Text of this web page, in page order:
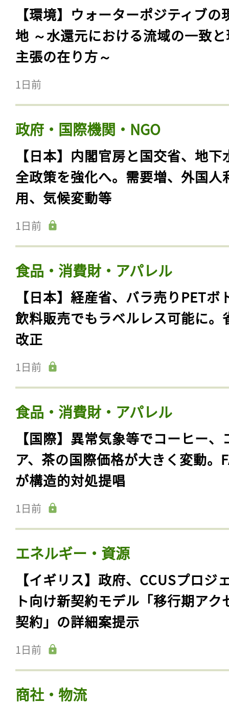
【環境】ウォーターポジティブの
地 ～水還元における流域の一致
主張の在り方～
1日前
政府・国際機関・NGO
【日本】内閣官房と国交省、地下
全政策を強化へ。需要増、外国人
用、気候変動等
1日前
食品・消費財・アパレル
【日本】経産省、バラ売りPETボ
飲料販売でもラベルレス可能に。
改正
1日前
食品・消費財・アパレル
【国際】異常気象等でコーヒー、
ア、茶の国際価格が大きく変動。
が構造的対処提唱
1日前
エネルギー・資源
【イギリス】政府、CCUSプロジ
ト向け新契約モデル「移行期アク
契約」の詳細案提示
1日前
商社・物流